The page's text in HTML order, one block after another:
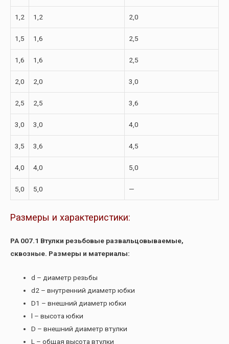
1,2 1,2 2,0
1,5 1,6 2,5
1,6 1,6 2,5
2,0 2,0 3,0
2,5 2,5 3,6
3,0 3,0 4,0
3,5 3,6 4,5
4,0 4,0 5,0
5,0 5,0 —
Размеры и характеристики:
РА 007.1 Втулки резьбовые развальцовываемые,
сквозные. Размеры и материалы:
d – диаметр резьбы
d2 – внутренний диаметр юбки
D1 – внешний диаметр юбки
l – высота юбки
D – внешний диаметр втулки
L – общая высота втулки